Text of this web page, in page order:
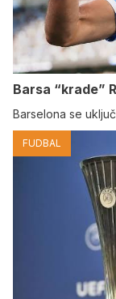
Barsa “krade”
Barselona se
FUDBAL